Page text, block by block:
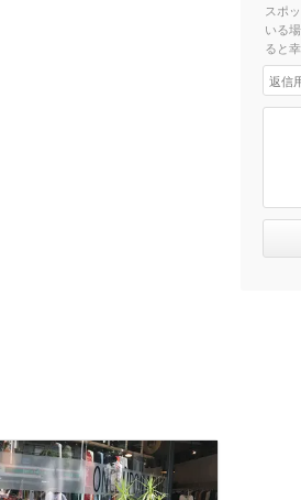
スポ
いる
ると